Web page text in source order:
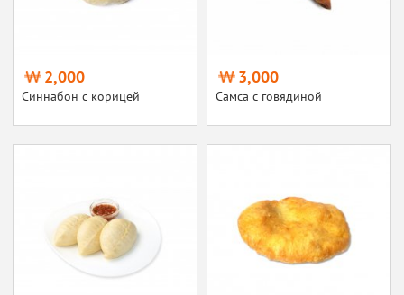
2,000
Синнабон с корицей
3,000
Самса с говядиной